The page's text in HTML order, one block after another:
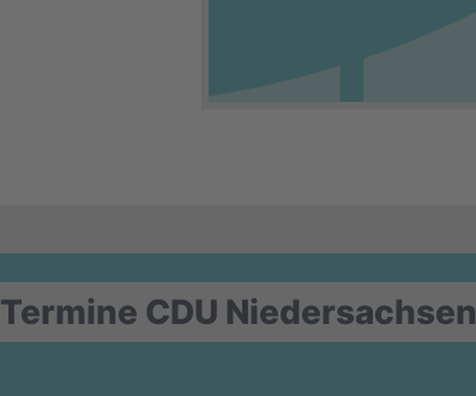
Termine CDU Niedersachsen